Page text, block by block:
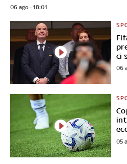
06 ago - 18:01
ci
06
05